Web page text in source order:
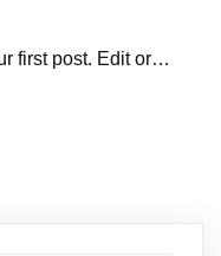
first post. Edit or…